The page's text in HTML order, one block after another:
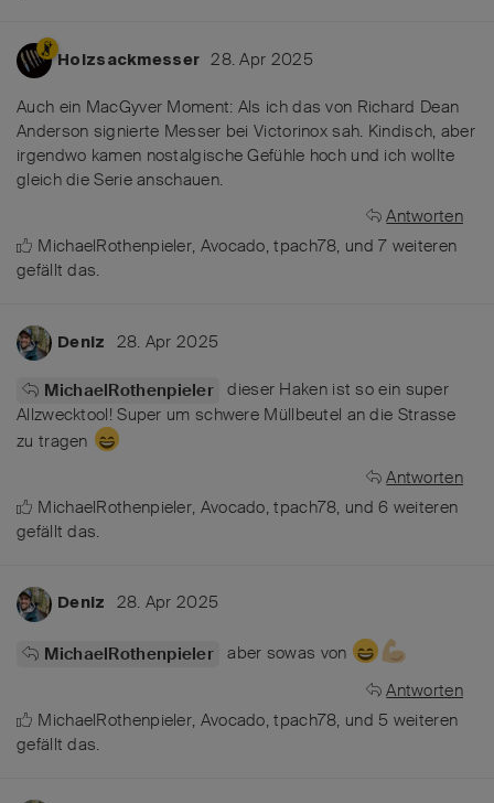
Holzsackmesser 28. Apr 2025
Auch ein MacGyver Moment: Als ich das von Richard Dean
Anderson signierte Messer bei Victorinox sah. Kindisch, aber
irgendwo kamen nostalgische Gefühle hoch und ich wollte
gleich die Serie anschauen.
Antworten
MichaelRothenpieler, Avocado,tpach78, und7 weiteren
gefällt das.
Deniz 28. Apr 2025
MichaelRothenpieler dieser Haken ist so ein super
Allzwecktool! Super um schwere Müllbeutel an die Strasse
zu tragen
Antworten
MichaelRothenpieler, Avocado,tpach78, und6 weiteren
gefällt das.
Deniz 28. Apr 2025
MichaelRothenpieler aber sowas von
Antworten
MichaelRothenpieler, Avocado,tpach78, und 5 weiteren
gefällt das.